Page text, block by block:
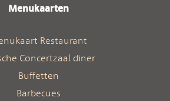
Menukaarten
Restaurant
Concertzaal diner
Buffetten
Barbecues